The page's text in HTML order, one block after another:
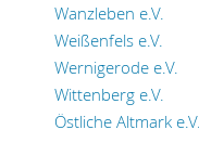
Wanzleben e.V.
Weißenfels e.V.
Wernigerode e.V.
Wittenberg e.V.
Östliche Altmark e.V.